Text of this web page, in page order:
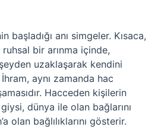
başladığı anı simgeler. Kısaca,
ruhsal bir arınma içinde,
uzaklaşarak kendini
aynı zamanda hac
Hacceden kişilerin
dünya ile olan bağlarını
olan bağlılıklarını gösterir.